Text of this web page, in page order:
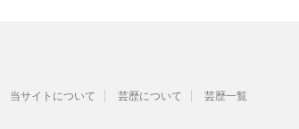
当サイトについて 芸歴について 芸歴一覧